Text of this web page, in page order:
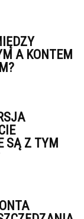
A KONTEM
SĄ Z TYM